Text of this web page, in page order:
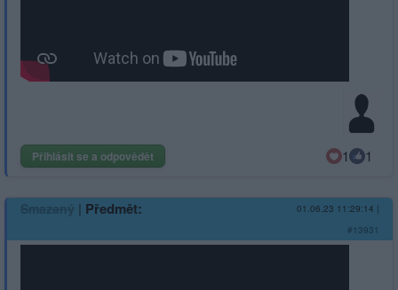
Přihlásit se a odpovědět 1 1
Smazaný | Předmět: 01.06.23 11:29:14 |
#13931